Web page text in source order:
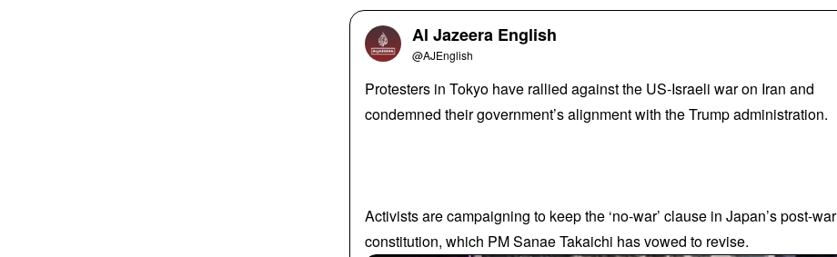
Al Jazeera English
@AJEnglish
Protesters in Tokyo have rallied against the US-Israeli war on Iran and
condemned their government’s alignment with the Trump administration.
Activists are campaigning to keep the ‘no-war’ clause in Japan’s post-war
constitution, which PM Sanae Takaichi has vowed to revise.